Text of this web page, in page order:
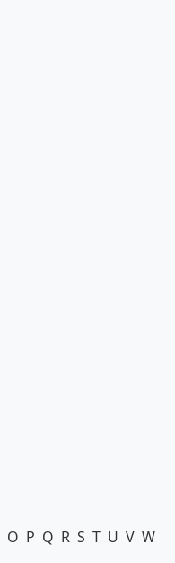
O P Q R S T U V W